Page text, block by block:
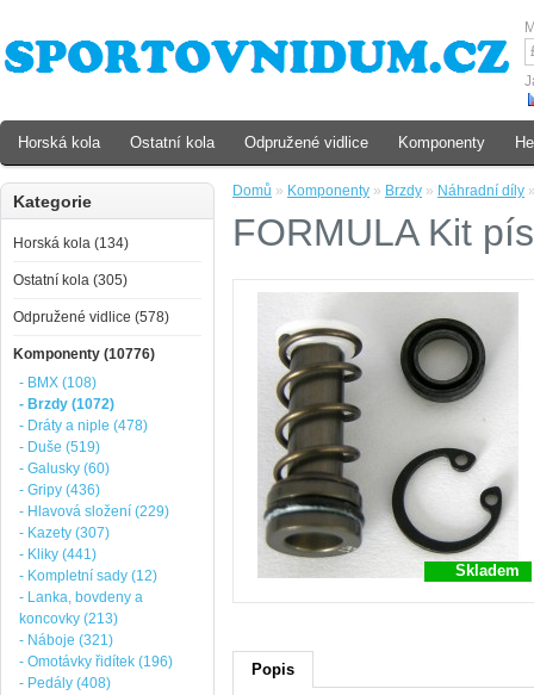
Domů » Komponenty » Brzdy » Náhradní díly
FORMULA Kit
Skladem
Popis
Kategorie
Horská kola (134)
Ostatní kola (305)
Odpružené vidlice (578)
Komponenty (10776)
- BMX (108)
- Brzdy (1072)
- Dráty a niple (478)
- Duše (519)
- Galusky (60)
- Gripy (436)
- Hlavová složení (229)
- Kazety (307)
- Kliky (441)
- Kompletní sady (12)
- Lanka, bovdeny a
koncovky (213)
- Náboje (321)
- Omotávky řidítek (196)
- Pedály (408)
Horská kola Ostatní kola Odpružené vidlice Komponenty